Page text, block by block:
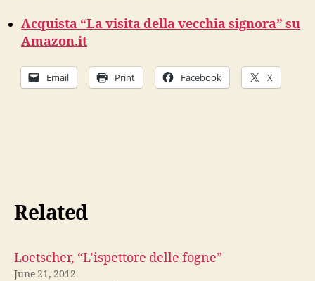
Acquista “La visita della vecchia signora” su
Amazon.it
Email Print Facebook X
Related
Loetscher, “L’ispettore delle fogne”
June 21, 2012